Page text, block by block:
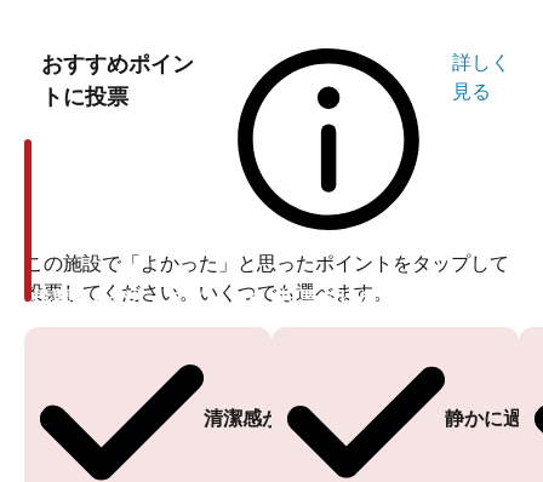
おすすめポイン
トに投票
詳しく
見る
この施設で「よかった」と思ったポイントをタップして
投票してください。いくつでも選べます。
清潔感がある
投票ありがとうございます
静かに過
投票ありがとうございます